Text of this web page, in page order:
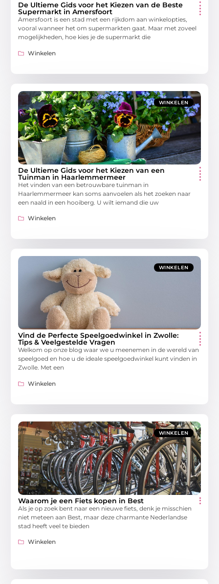
De Ultieme Gids voor het Kiezen van de Beste
Supermarkt in Amersfoort
Amersfoort is een stad met een rijkdom aan winkelopties,
vooral wanneer het om supermarkten gaat. Maar met zoveel
mogelijkheden, hoe kies je de supermarkt die
Winkelen
WINKELEN
De Ultieme Gids voor het Kiezen van een
Tuinman in Haarlemmermeer
Het vinden van een betrouwbare tuinman in
Haarlemmermeer kan soms aanvoelen als het zoeken naar
een naald in een hooiberg. U wilt iemand die uw
Winkelen
WINKELEN
Vind de Perfecte Speelgoedwinkel in Zwolle:
Tips & Veelgestelde Vragen
Welkom op onze blog waar we u meenemen in de wereld van
speelgoed en hoe u de ideale speelgoedwinkel kunt vinden in
Zwolle. Met een
Winkelen
WINKELEN
Waarom je een Fiets kopen in Best
Als je op zoek bent naar een nieuwe fiets, denk je misschien
niet meteen aan Best, maar deze charmante Nederlandse
stad heeft veel te bieden
Winkelen